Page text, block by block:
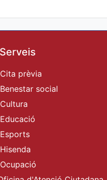
Serveis
Cita prèvia
Benestar social
Cultura
Educació
Esports
Hisenda
Ocupació